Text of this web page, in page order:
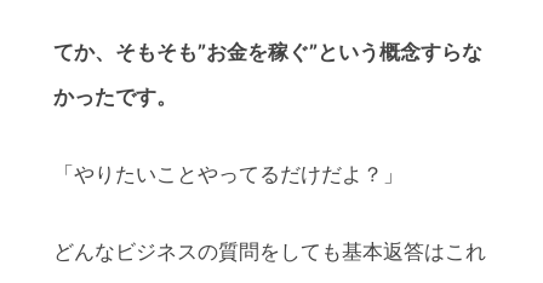
てか、そもそも”お金を稼ぐ”という概念すらな
かったです。
「やりたいことやってるだけだよ？」
どんなビジネスの質問をしても基本返答はこれ